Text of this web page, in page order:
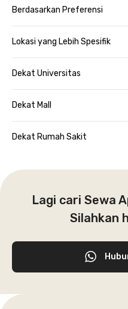
Berdasarkan Preferensi
Lokasi yang Lebih Spesifik
Dekat Universitas
Dekat Mall
Dekat Rumah Sakit
Lagi cari Sewa
Silahkan